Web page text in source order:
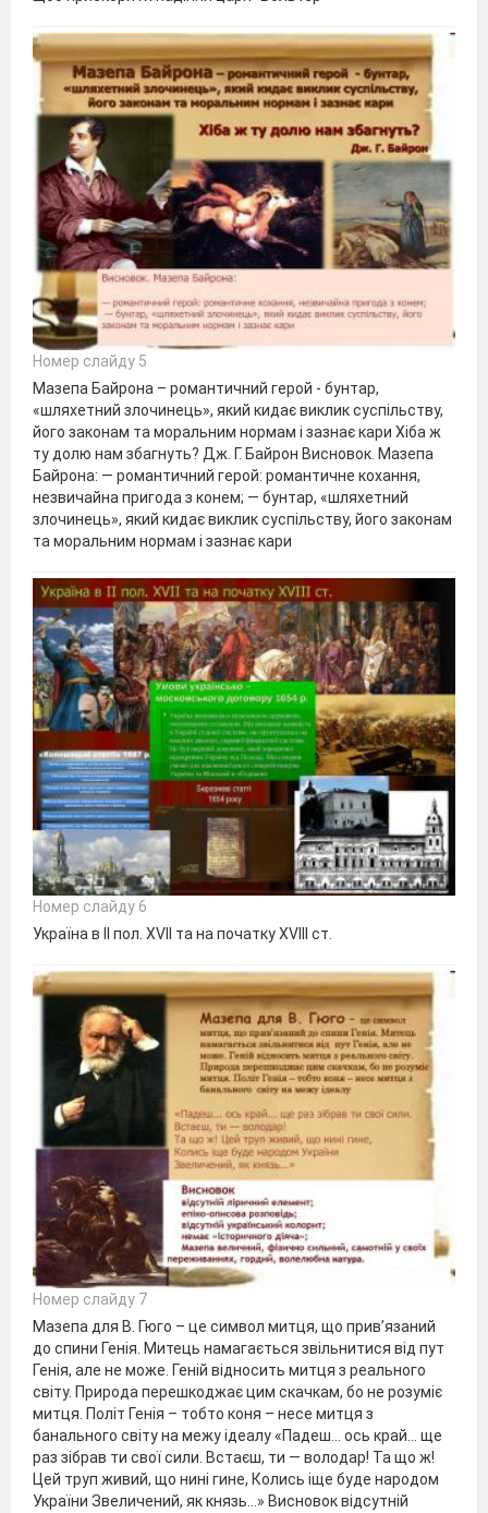
Номер слайду 5
Мазепа Байрона – романтичний герой - бунтар,
«шляхетний злочинець», який кидає виклик суспільству,
його законам та моральним нормам і зазнає кари Хіба ж
ту долю нам збагнуть? Дж. Г. Байрон Висновок. Мазепа
Байрона: — романтичний герой: романтичне кохання,
незвичайна пригода з конем; — бунтар, «шляхетний
злочинець», який кидає виклик суспільству, його законам
та моральним нормам і зазнає кари
Номер слайду 6
Україна в ІІ пол. XVІІ та на початку XVІІІ ст.
Номер слайду 7
Мазепа для В. Гюго – це символ митця, що прив’язаний
до спини Генія. Митець намагається звільнитися від пут
Генія, але не може. Геній відносить митця з реального
світу. Природа перешкоджає цим скачкам, бо не розуміє
митця. Політ Генія – тобто коня – несе митця з
банального світу на межу ідеалу «Падеш... ось край... ще
раз зібрав ти свої сили. Встаєш, ти — володар! Та що ж!
Цей труп живий, що нині гине, Колись іще буде народом
України Звеличений, як князь...» Висновок відсутній